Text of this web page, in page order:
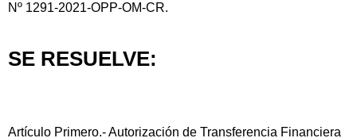
Nº 1291-2021-OPP-OM-CR.
SE RESUELVE:
Artículo Primero.- Autorización de Transferencia Financiera